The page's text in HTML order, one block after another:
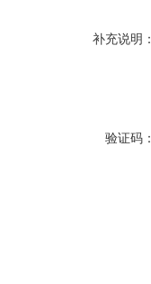
补充说明：
验证码：